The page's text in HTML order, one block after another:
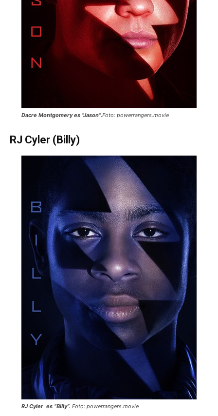
Dacre Montgomery es “Jason”.Foto: powerrangers.movie
RJ Cyler (Billy)
RJ Cyler es “Billy”. Foto: powerrangers.movie